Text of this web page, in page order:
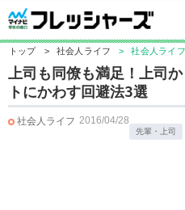
トップ > 社会人ライフ > 社会人ライフ
上司も同僚も満足！上司
トにかわす回避法3選
社会人ライフ 2016/04/28
先輩・上司